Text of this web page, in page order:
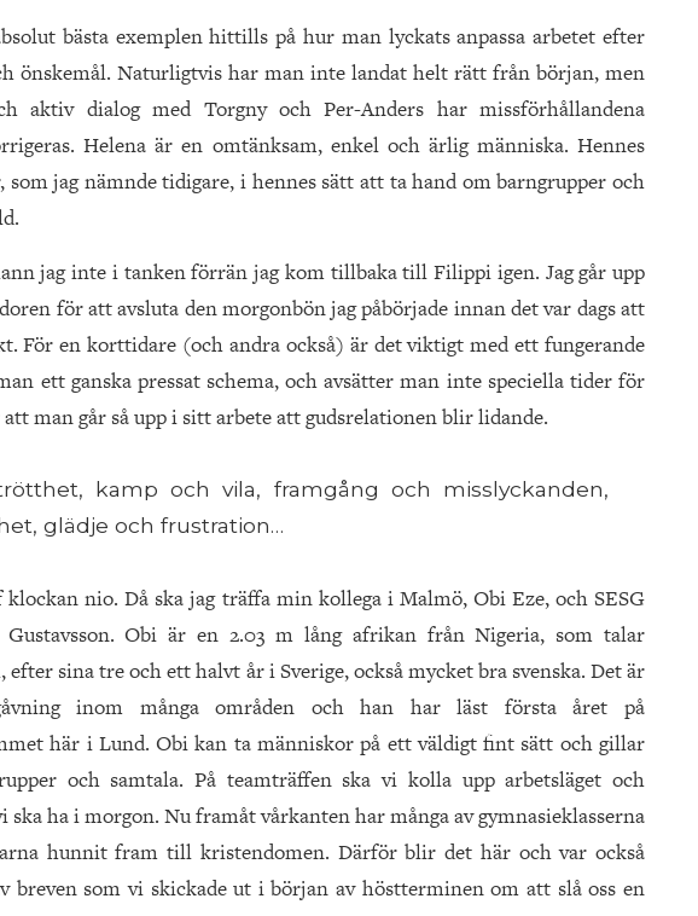
bästa exemplen hittills på hur man lyckats anpassa arbetet efter
önskemål. Naturligtvis har man inte landat helt rätt från början, men
aktiv dialog med Torgny och Per-Anders har missförhållandena
Helena är en omtänksam, enkel och ärlig människa. Hennes
som jag nämnde tidigare, i hennes sätt att ta hand om barngrupper och
jag inte i tanken förrän jag kom tillbaka till Filippi igen. Jag går upp
för att avsluta den morgonbön jag påbörjade innan det var dags att
För en korttidare (och andra också) är det viktigt med ett fungerande
ett ganska pressat schema, och avsätter man inte speciella tider för
man går så upp i sitt arbete att gudsrelationen blir lidande.
kamp och vila, framgång och misslyckanden,
glädje och frustration…
nio. Då ska jag träffa min kollega i Malmö, Obi Eze, och SESG
Gustavsson. Obi är en 2.03 m lång afrikan från Nigeria, som talar
efter sina tre och ett halvt år i Sverige, också mycket bra svenska. Det är
inom många områden och han har läst första året på
här i Lund. Obi kan ta människor på ett väldigt fint sätt och gillar
och samtala. På teamträffen ska vi kolla upp arbetsläget och
ha i morgon. Nu framåt vårkanten har många av gymnasieklasserna
hunnit fram till kristendomen. Därför blir det här och var också
breven som vi skickade ut i början av höstterminen om att slå oss en